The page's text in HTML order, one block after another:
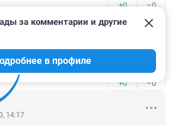
+0 –0
18:06
море дрифтуте. Или жмёт где то?
где светло и не страшно.
+0 –0
за комментарии и другие
в профиле
14:17